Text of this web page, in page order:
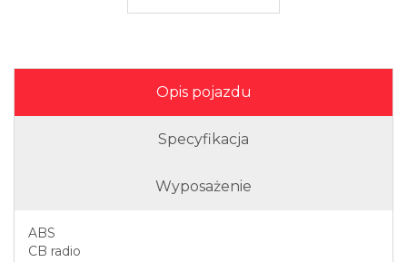
Opis pojazdu
Specyfikacja
Wyposażenie
ABS
CB radio